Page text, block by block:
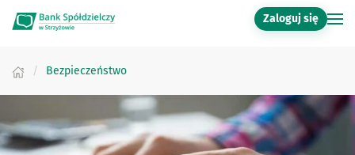
Zaloguj się
Bezpieczeństwo